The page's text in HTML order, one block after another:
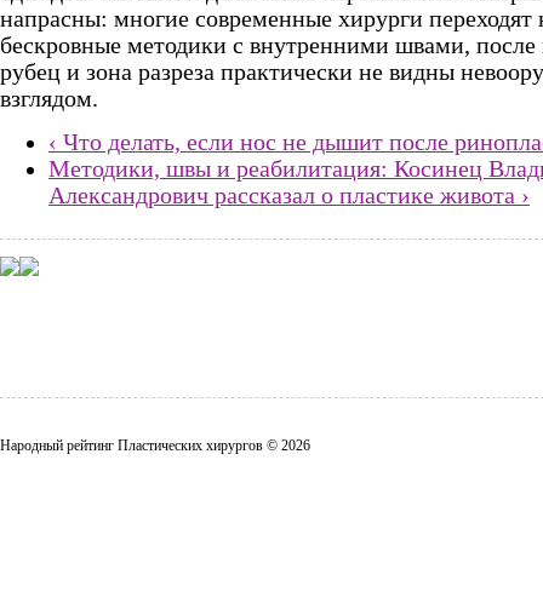
напрасны: многие современные хирурги переходят
бескровные методики с внутренними швами, после
рубец и зона разреза практически не видны
взглядом.
‹ Что делать, если нос не дышит после
Методики, швы и реабилитация: Косинец
Александрович рассказал о пластике живота ›
Народный рейтинг Пластических хирургов © 2026